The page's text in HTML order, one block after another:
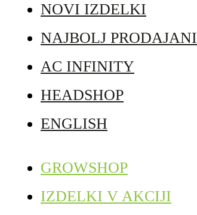
NOVI IZDELKI
NAJBOLJ PRODAJANI
AC INFINITY
HEADSHOP
ENGLISH
GROWSHOP
IZDELKI V AKCIJI